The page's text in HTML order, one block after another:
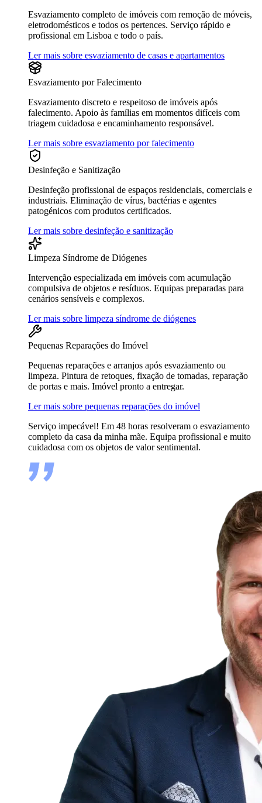
Esvaziamento completo de imóveis com remoção de móveis,
eletrodomésticos e todos os pertences. Serviço rápido e
profissional em Lisboa e todo o país.
Ler mais sobre esvaziamento de casas e apartamentos
Esvaziamento por Falecimento
Esvaziamento discreto e respeitoso de imóveis após
falecimento. Apoio às famílias em momentos difíceis com
triagem cuidadosa e encaminhamento responsável.
Ler mais sobre esvaziamento por falecimento
Desinfeção e Sanitização
Desinfeção profissional de espaços residenciais, comerciais e
industriais. Eliminação de vírus, bactérias e agentes
patogénicos com produtos certificados.
Ler mais sobre desinfeção e sanitização
Limpeza Síndrome de Diógenes
Intervenção especializada em imóveis com acumulação
compulsiva de objetos e resíduos. Equipas preparadas para
cenários sensíveis e complexos.
Ler mais sobre limpeza síndrome de diógenes
Pequenas Reparações do Imóvel
Pequenas reparações e arranjos após esvaziamento ou
limpeza. Pintura de retoques, fixação de tomadas, reparação
de portas e mais. Imóvel pronto a entregar.
Ler mais sobre pequenas reparações do imóvel
Serviço impecável! Em 48 horas resolveram o esvaziamento
completo da casa da minha mãe. Equipa profissional e muito
cuidadosa com os objetos de valor sentimental.